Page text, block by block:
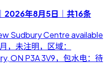
2026年8月5日｜共16条
Sudbury Centre available
未注明，区域：
ON P3A 3V9，包水电：待